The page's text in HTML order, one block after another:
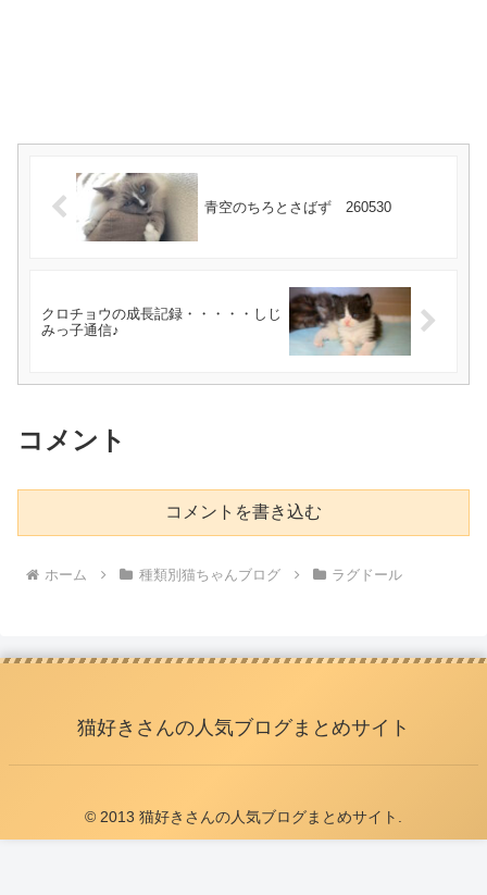
青空のちろとさばず 260530
クロチョウの成長記録・・・・・しじ
みっ子通信♪
コメント
コメントを書き込む
ホーム 種類別猫ちゃんブログ ラグドール
猫好きさんの人気ブログまとめサイト
© 2013 猫好きさんの人気ブログまとめサイト.